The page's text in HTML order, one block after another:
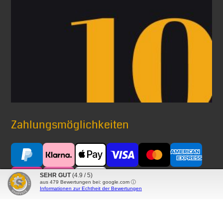
Zahlungsmöglichkeiten
Versand mit
SEHR GUT (4.9 / 5)
aus 479 Bewertungen bei: google.com ⓘ
Informationen zur Echtheit der Bewertungen